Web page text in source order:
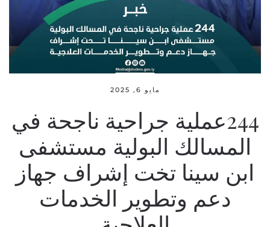
مايو 6, 2025
244عملية جراحية ناجحة في
المسالك البولية مستشفى
ابن سينا تخت إشراف جهاز
دعم وتطوير الخدمات